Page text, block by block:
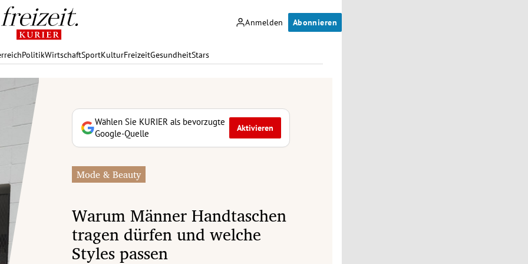
Anmelden Abonnieren
PolitikWirtschaftSportKulturFreizeitGesundheitStars
Wählen Sie KURIER als bevorzugte
Google-Quelle
Aktivieren
Mode & Beauty
Warum Männer Handtaschen
tragen dürfen und welche
Styles passen